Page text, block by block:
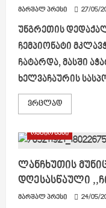
მარშალ პრესი 27/05/
უნგრეთის
ჩემპიონატი
ჩატარდა, მასში
ხელვაჩაურის
ვრცლადRead
more
მიმდინარე
სასპორტო
სკოლის
რეგიონები
ლანჩხუთის
დღესასწაული
მარშალ პრესი 24/05/